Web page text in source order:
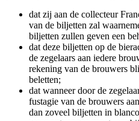
dat zij aan de collecteur
van de biljetten zal
biljetten zullen geven een
dat deze biljetten op de
de zegelaars aan iedere
rekening van de brouwers
beletten;
dat wanneer door de
fustagie van de brouwers
dan zoveel biljetten in